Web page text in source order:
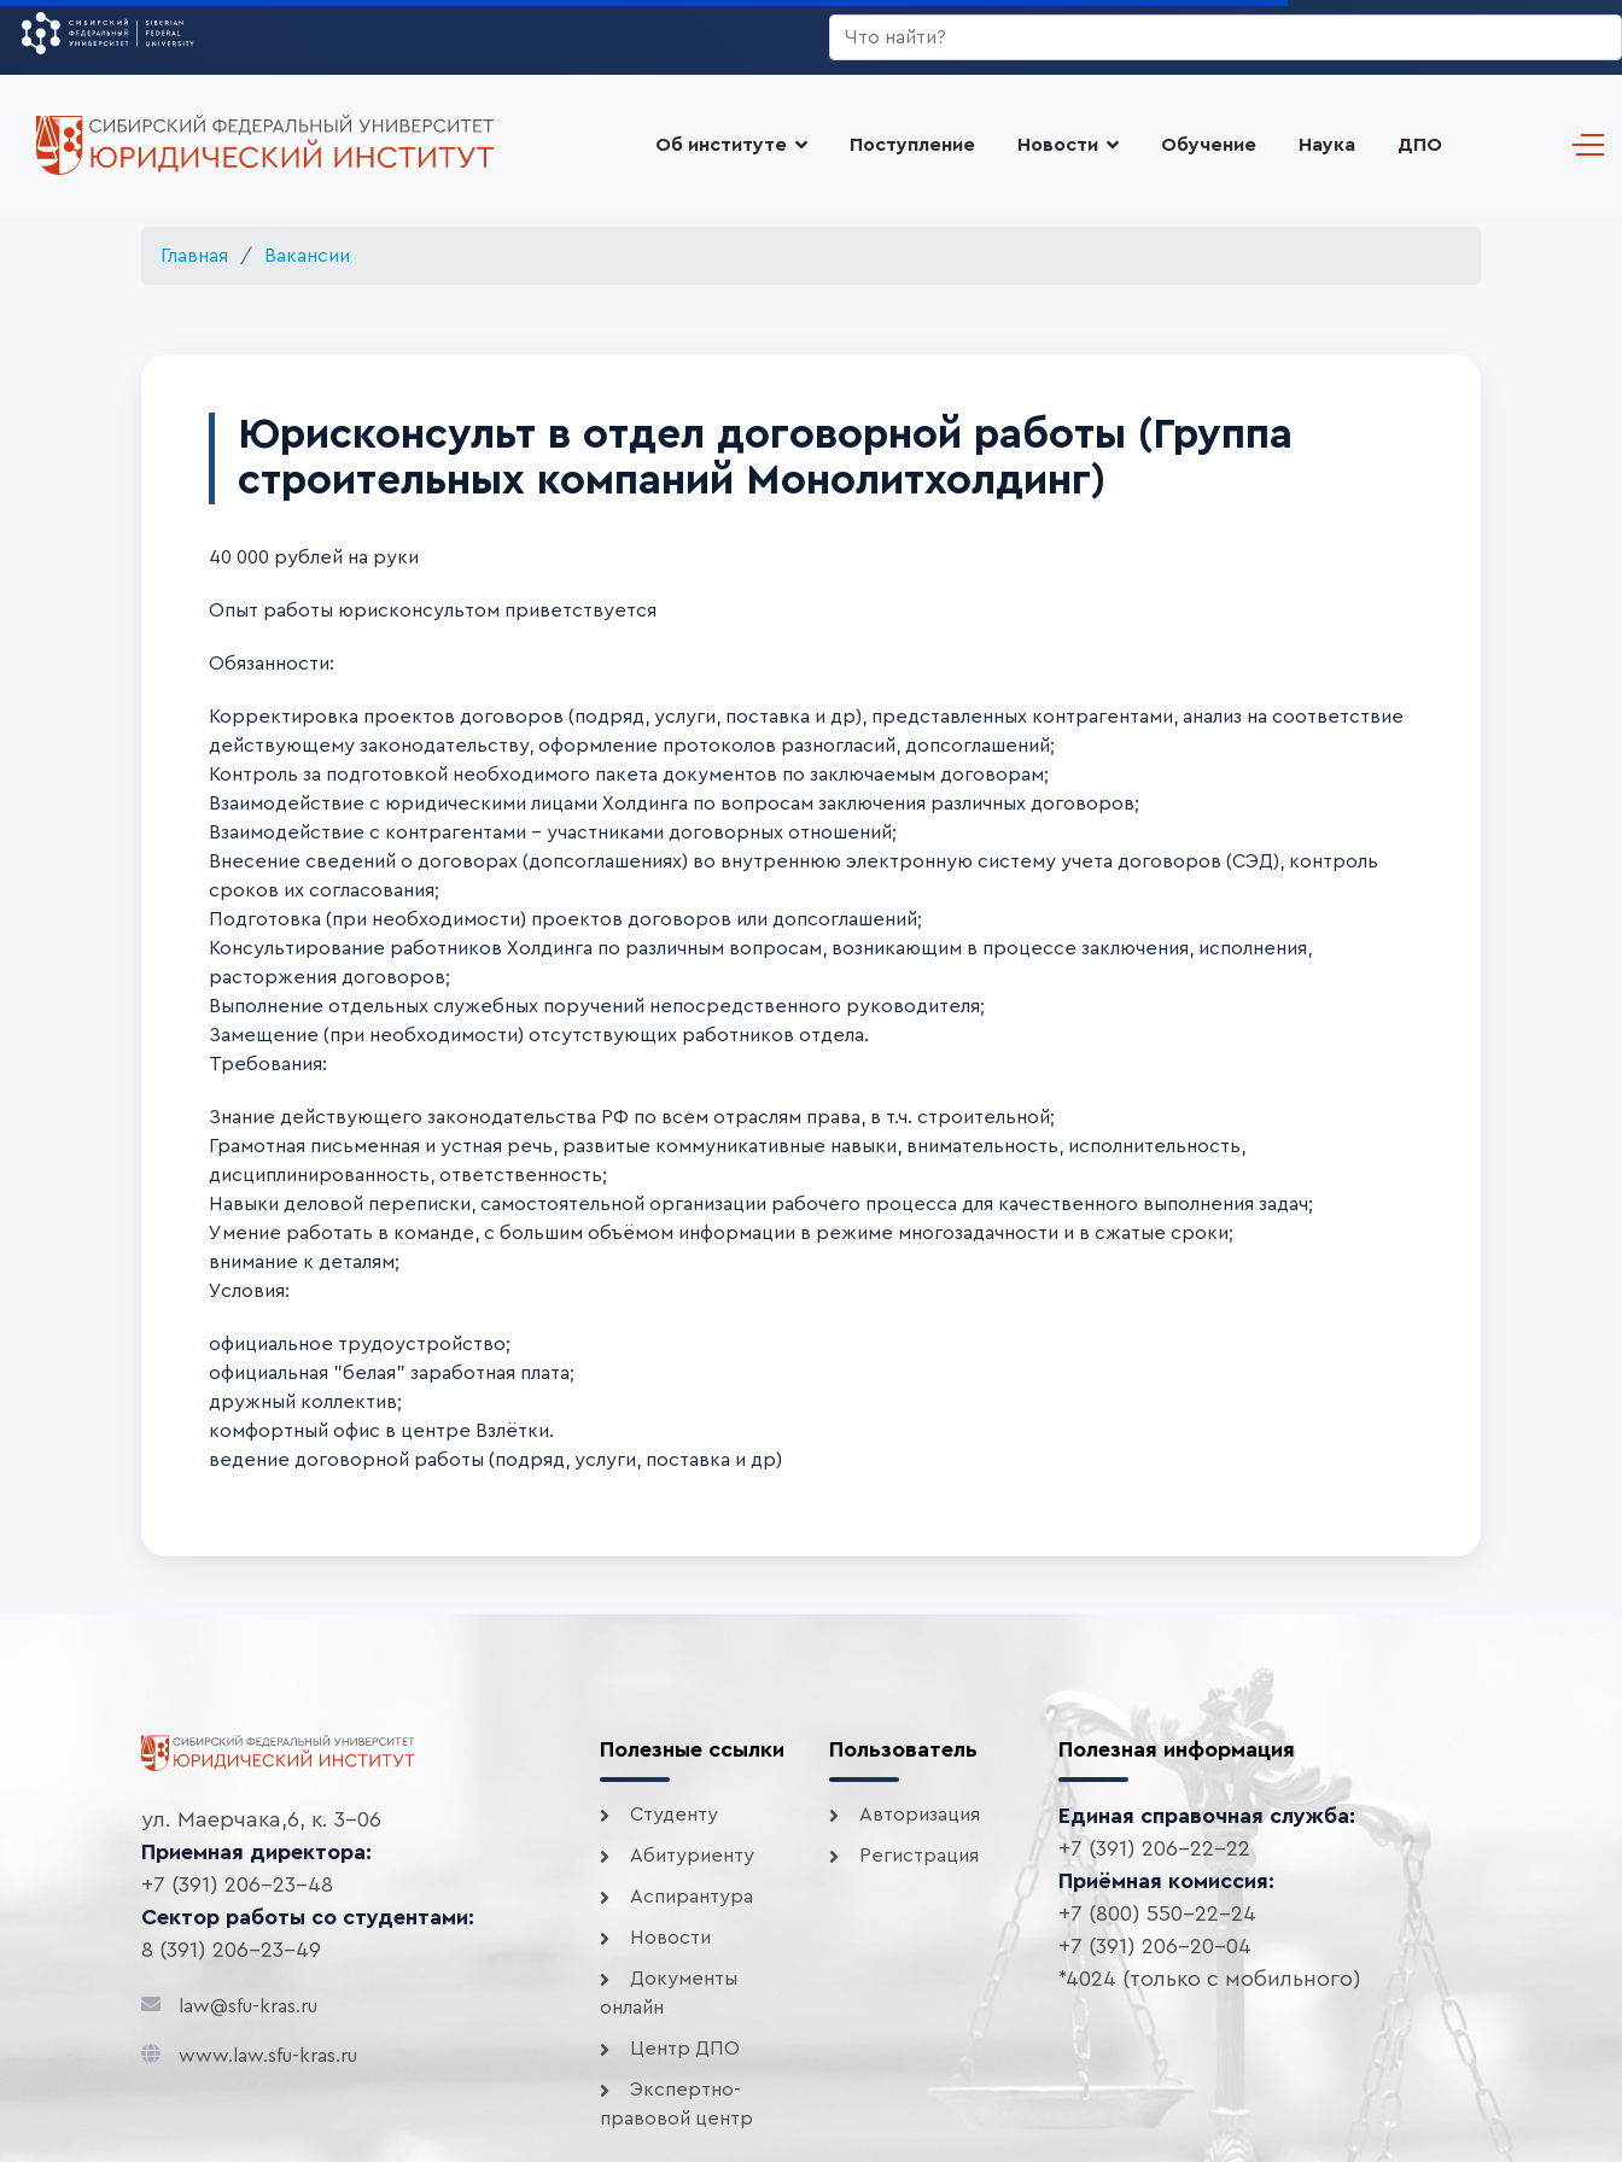
Искать...
Об институте Поступление Новости Обучение Наука ДПО
Главная Вакансии
Юрисконсульт в отдел договорной работы (Группа
строительных компаний Монолитхолдинг)
40 000 рублей на руки
Опыт работы юрисконсультом приветствуется
Обязанности:
Корректировка проектов договоров (подряд, услуги, поставка и др), представленных контрагентами, анализ на соответствие
действующему законодательству, оформление протоколов разногласий, допсоглашений;
Контроль за подготовкой необходимого пакета документов по заключаемым договорам;
Взаимодействие с юридическими лицами Холдинга по вопросам заключения различных договоров;
Взаимодействие с контрагентами – участниками договорных отношений;
Внесение сведений о договорах (допсоглашениях) во внутреннюю электронную систему учета договоров (СЭД), контроль
сроков их согласования;
Подготовка (при необходимости) проектов договоров или допсоглашений;
Консультирование работников Холдинга по различным вопросам, возникающим в процессе заключения, исполнения,
расторжения договоров;
Выполнение отдельных служебных поручений непосредственного руководителя;
Замещение (при необходимости) отсутствующих работников отдела.
Требования:
Знание действующего законодательства РФ по всем отраслям права, в т.ч. строительной;
Грамотная письменная и устная речь, развитые коммуникативные навыки, внимательность, исполнительность,
дисциплинированность, ответственность;
Навыки деловой переписки, самостоятельной организации рабочего процесса для качественного выполнения задач;
Умение работать в команде, с большим объёмом информации в режиме многозадачности и в сжатые сроки;
внимание к деталям;
Условия:
официальное трудоустройство;
официальная "белая" заработная плата;
дружный коллектив;
комфортный офис в центре Взлётки.
ведение договорной работы (подряд, услуги, поставка и др)
ул. Маерчака,6, к. 3-06
Приемная директора:
+7 (391) 206-23-48
Сектор работы со студентами:
8 (391) 206-23-49
law@sfu-kras.ru
www.law.sfu-kras.ru
Полезные ссылки
Студенту
Абитуриенту
Аспирантура
Новости
Документы
онлайн
Центр ДПО
Экспертно-
правовой центр
Пользователь
Авторизация
Регистрация
Полезная информация
Единая справочная служба:
+7 (391) 206-22-22
Приёмная комиссия:
+7 (800) 550-22-24
+7 (391) 206-20-04
*4024 (только с мобильного)